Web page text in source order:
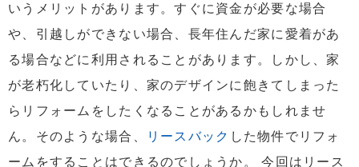
いうメリットがあります。すぐに資金が必要な場合
や、引越しができない場合、長年住んだ家に愛着があ
る場合などに利用されることがあります。しかし、家
が老朽化していたり、家のデザインに飽きてしまった
らリフォームをしたくなることがあるかもしれませ
ん。そのような場合、
リースバック した物件でリフォ
ームをすることはできるのでしょうか。 今回はリース